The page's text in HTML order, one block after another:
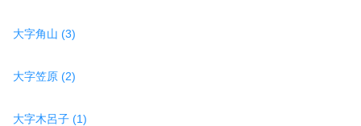
大字角山 (3)
大字笠原 (2)
大字木呂子 (1)